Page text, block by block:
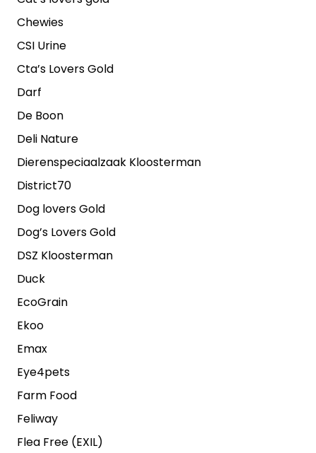
Chewies
CSI Urine
Cta’s Lovers Gold
Darf
De Boon
Deli Nature
Dierenspeciaalzaak Kloosterman
District70
Dog lovers Gold
Dog’s Lovers Gold
DSZ Kloosterman
Duck
EcoGrain
Ekoo
Emax
Eye4pets
Farm Food
Feliway
Flea Free (EXIL)